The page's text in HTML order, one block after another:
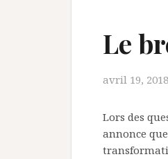
Le
avril 19, 2018
Lors des
annonce